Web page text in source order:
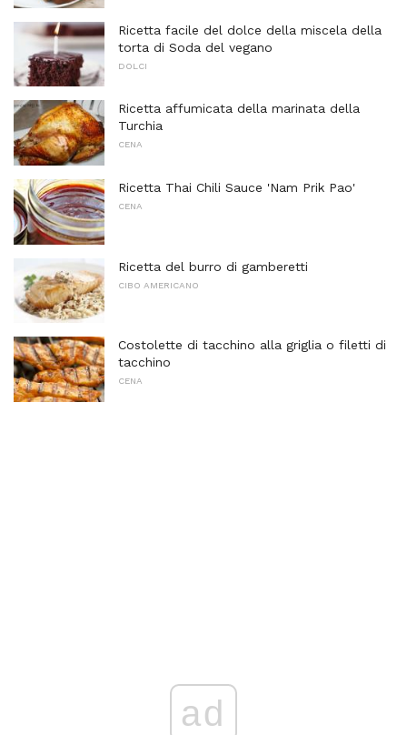
Ricetta facile del dolce della miscela della
torta di Soda del vegano
DOLCI
Ricetta affumicata della marinata della
Turchia
CENA
Ricetta Thai Chili Sauce 'Nam Prik Pao'
CENA
Ricetta del burro di gamberetti
CIBO AMERICANO
Costolette di tacchino alla griglia o filetti di
tacchino
CENA
ad